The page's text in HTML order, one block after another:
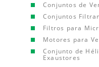
Conjuntos de
Conjuntos
Filtros para
Motores para
Conjunto de
Exaustores